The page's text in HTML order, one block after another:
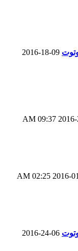
09:37 AM
02:25 AM